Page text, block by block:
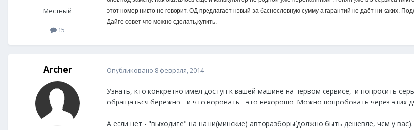
Местный
15
этот номер никто не говорит. ОД предлагает новый за баснословную сумму а гарантий не даёт ни каких.
Дайте совет что можно сделать,купить.
Archer Опубликовано 8 февраля, 2014
Узнать, кто конкретно имел доступ к вашей машине на первом сервисе, и попросить
обращаться бережно... и что воровать - это нехорошо. Можно попробовать через этих
А если нет - "выходите" на наши(минские) авторазборы(должно быть дешевле, чем у вас).